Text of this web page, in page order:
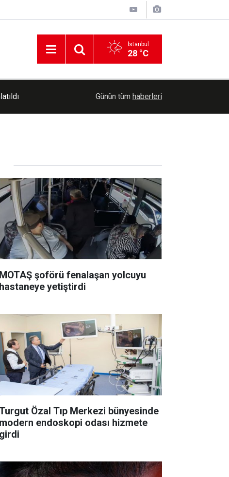
İstanbul
28 °C
Rusya: Kiev'deki askeri tesislere saldırı
Günün tüm haberleri
MOTAŞ şoförü fenalaşan yolcuyu
hastaneye yetiştirdi
Özal Tıp Merkezi bünyesinde
modern endoskopi odası hizmete
girdi